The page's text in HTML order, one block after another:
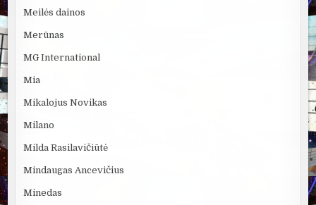
Meilės dainos
Merūnas
MG International
Mia
Mikalojus Novikas
Milano
Milda Rasilavičiūtė
Mindaugas Ancevičius
Minedas